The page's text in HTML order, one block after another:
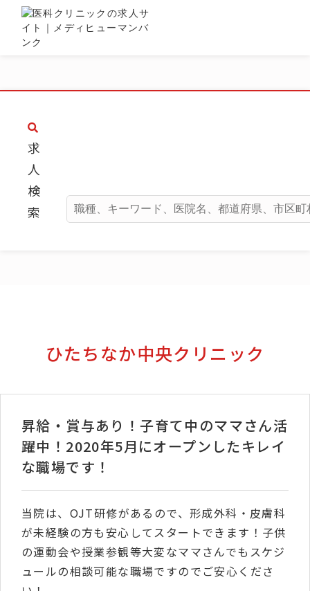
求
人
検
索
ひたちなか中央クリニック
昇給・賞与あり！子育て中のママさん活
躍中！2020年5月にオープンしたキレイ
な職場です！
当院は、OJT研修があるので、形成外科・皮膚科
が未経験の方も安心してスタートできます！子供
の運動会や授業参観等大変なママさんでもスケジ
ュールの相談可能な職場ですのでご安心くださ